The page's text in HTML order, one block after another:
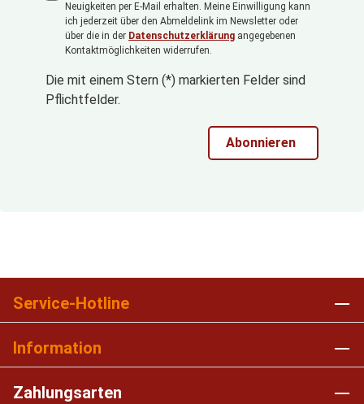
Neuigkeiten per E-Mail erhalten. Meine Einwilligung kann
ich jederzeit über den Abmeldelink im Newsletter oder
über die in der Datenschutzerklärung angegebenen
Kontaktmöglichkeiten widerrufen.
Die mit einem Stern (*) markierten Felder sind
Pflichtfelder.
Abonnieren
Service-Hotline
Information
Zahlungsarten